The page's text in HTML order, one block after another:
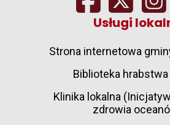
Usługi
Strona internetowa
Biblioteka hrabstwa
Klinika lokalna
zdrowia